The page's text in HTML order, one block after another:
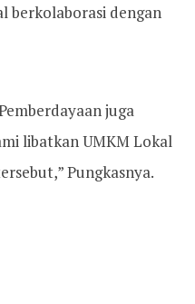
berkolaborasi dengan
juga
libatkan UMKM Lokal
Pungkasnya.